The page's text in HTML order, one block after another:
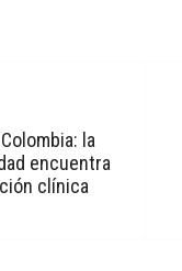
la
encuentra
clínica